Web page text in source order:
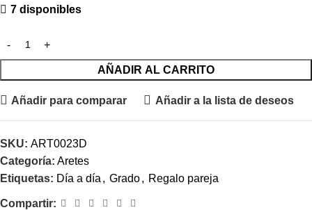
7 disponibles
AÑADIR AL CARRITO
Añadir para comparar Añadir a la lista de deseos
SKU: ART0023D
Categoría: Aretes
Etiquetas: Día a día , Grado, Regalo pareja
Compartir: